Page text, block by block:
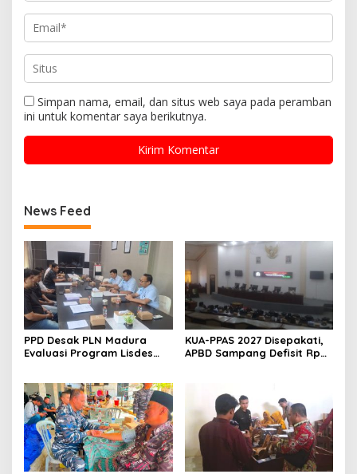
Simpan nama, email, dan situs web saya pada peramban
ini untuk komentar saya berikutnya.
News Feed
PPD Desak PLN Madura
Evaluasi Program Lisdes
KUA-PPAS 2027 Disepakati,
APBD Sampang Defisit Rp